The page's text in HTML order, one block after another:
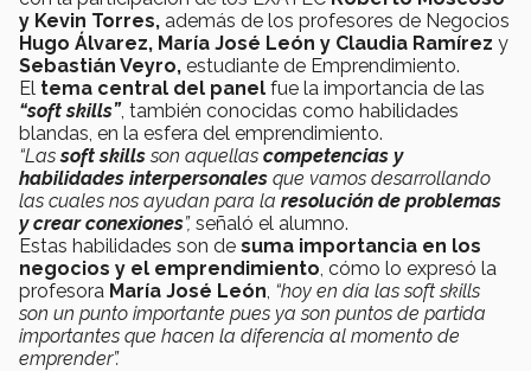
y Kevin Torres, además de los profesores de Negocios
Hugo Álvarez, María José León y Claudia Ramírez y
Sebastián Veyro, estudiante de Emprendimiento.
El tema central del panel fue la importancia de las
“soft skills”, también conocidas como habilidades
blandas, en la esfera del emprendimiento.
“Lassoft skillsson aquellas competencias y
habilidades interpersonales que vamos desarrollando
las cuales nos ayudan para la resolución de problemas
y crear conexiones”, señaló el alumno.
Estas habilidades son de suma importancia en los
negocios y el emprendimiento , cómo lo expresó la
profesora María José León “hoy en día las soft skills
son un punto importante pues ya son puntos de partida
importantes que hacen la diferencia al momento de
emprender”.